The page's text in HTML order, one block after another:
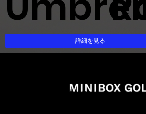
詳細を見る
info@miniboxgolf.com